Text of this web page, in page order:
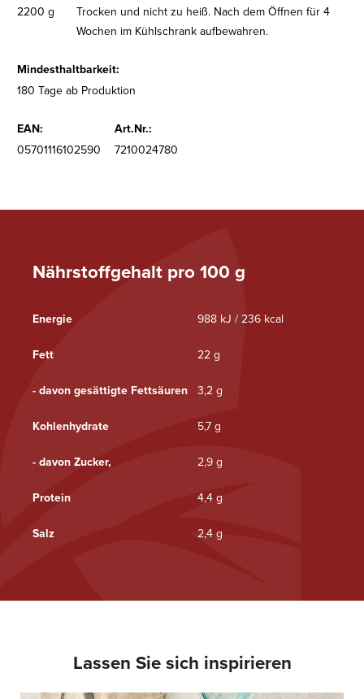
Nährstoffgehalt pro 100 g
Energie 988 kJ / 236 kcal
Fett 22 g
- davon gesättigte Fettsäuren 3,2 g
Kohlenhydrate 5,7 g
- davon Zucker, 2,9 g
Protein 4,4 g
Salz 2,4 g
2200 g
Trocken und nicht zu heiß. Nach dem Öffnen für 4
Wochen im Kühlschrank aufbewahren.
Mindesthaltbarkeit:
180 Tage ab Produktion
EAN:
Art.Nr.:
05701116102590
7210024780
Lassen Sie sich inspirieren